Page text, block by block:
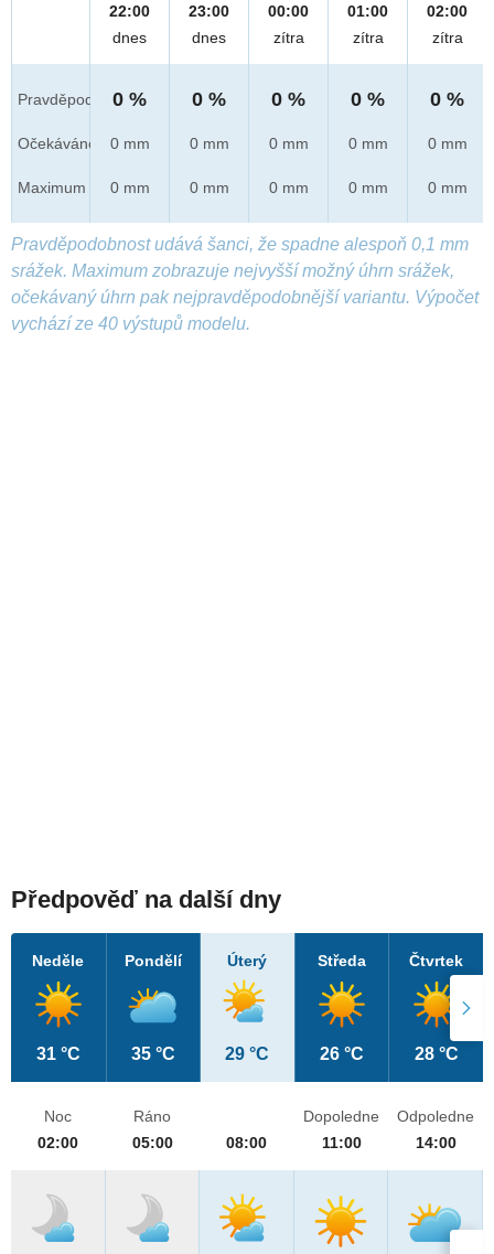
Pravděpod.
Očekáváno
Maximum
22:00
dnes
0 %
0 mm
0 mm
23:00
dnes
0 %
0 mm
0 mm
00:00
zítra
0 %
0 mm
0 mm
01:00
zítra
0 %
0 mm
0 mm
02:00
zítra
0 %
0 mm
0 mm
Pravděpodobnost udává šanci, že spadne alespoň 0,1 mm
srážek. Maximum zobrazuje nejvyšší možný úhrn srážek,
očekávaný úhrn pak nejpravděpodobnější variantu. Výpočet
vychází ze 40 výstupů modelu.
Předpověď na další dny
Neděle
31 °C
Pondělí
35 °C
Úterý
29 °C
Středa
26 °C
Čtvrtek
28 °C
Noc
02:00
Ráno
05:00
08:00
Dopoledne
11:00
Odpoledne
14:00